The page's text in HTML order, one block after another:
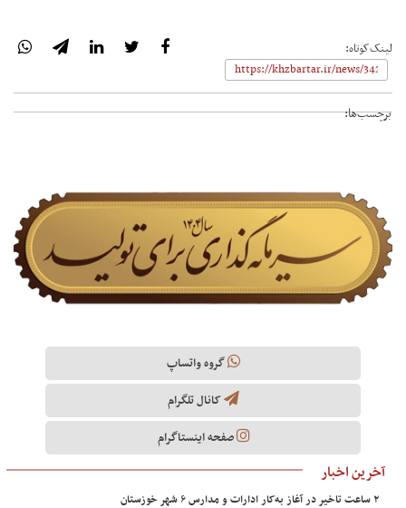
لینک‌کوتاه:
برچسب‌ها:
گروه واتساپ
کانال تلگرام
صفحه اینستاگرام
آخرین اخبار
۲ ساعت تاخیر در آغاز به‌کار ادارات و مدارس ۶ شهر خوزستان